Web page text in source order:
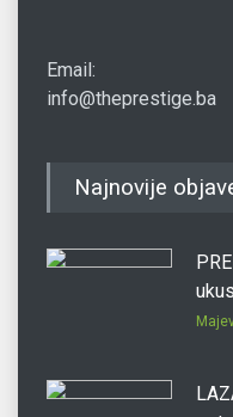
Email:
info@theprestige.ba
Najnovije